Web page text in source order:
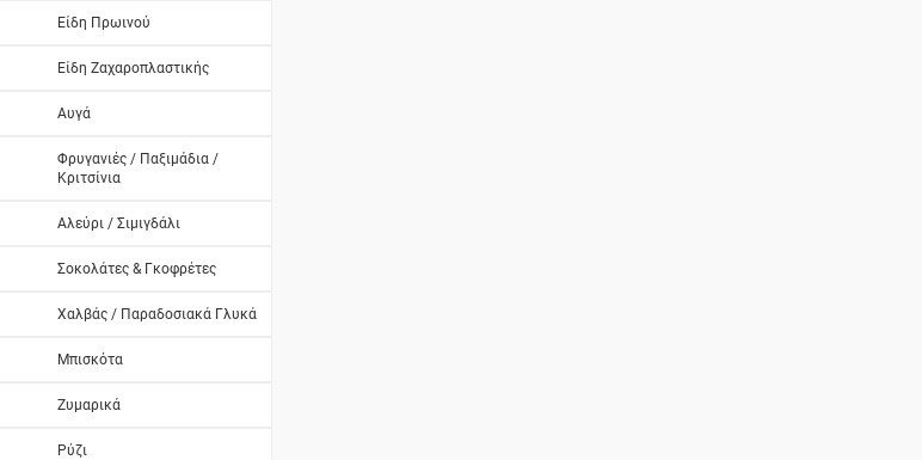
Είδη Πρωινού
Είδη Ζαχαροπλαστικής
Αυγά
Φρυγανιές / Παξιμάδια /
Κριτσίνια
Αλεύρι / Σιμιγδάλι
Σοκολάτες & Γκοφρέτες
Χαλβάς / Παραδοσιακά Γλυκά
Μπισκότα
Ζυμαρικά
Ρύζι